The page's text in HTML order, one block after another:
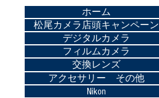
ホーム
松尾カメラ店頭キャンペーン
デジタルカメラ
フィルムカメラ
交換レンズ
アクセサリー その他
Nikon